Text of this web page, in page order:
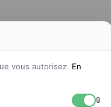
vous autorisez. En
🔒